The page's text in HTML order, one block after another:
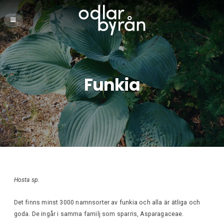
Funkia
Hosta sp.
Det finns minst 3000 namnsorter av funkia och alla är ätliga och
goda. De ingår i samma familj som sparris, Asparagaceae.